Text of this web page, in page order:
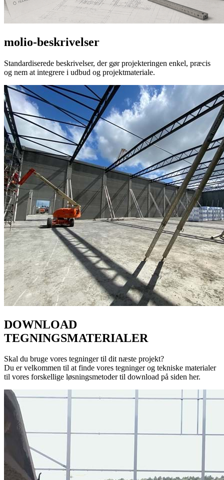
molio-beskrivelser
Standardiserede beskrivelser, der gør projekteringen enkel, præcis
og nem at integrere i udbud og projektmateriale.
DOWNLOAD
TEGNINGSMATERIALER
Skal du bruge vores tegninger til dit næste projekt?
Du er velkommen til at finde vores tegninger og tekniske materialer
til vores forskellige løsningsmetoder til download på siden her.